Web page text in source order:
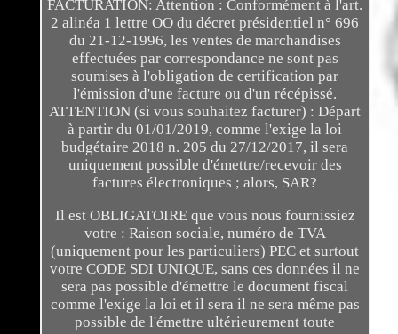
FACTURATION: Attention : Conformément à l'art.
2 alinéa 1 lettre OO du décret présidentiel n° 696
du 21-12-1996, les ventes de marchandises
effectuées par correspondance ne sont pas
soumises à l'obligation de certification par
l'émission d'une facture ou d'un récépissé.
ATTENTION (si vous souhaitez facturer) : Départ
à partir du 01/01/2019, comme l'exige la loi
budgétaire 2018 n. 205 du 27/12/2017, il sera
uniquement possible d'émettre/recevoir des
factures électroniques ; alors, SAR?
Il est OBLIGATOIRE que vous nous fournissiez
votre : Raison sociale, numéro de TVA
(uniquement pour les particuliers) PEC et surtout
votre CODE SDI UNIQUE, sans ces données il ne
sera pas possible d'émettre le document fiscal
comme l'exige la loi et il sera il ne sera même pas
possible de l'émettre ultérieurement toute